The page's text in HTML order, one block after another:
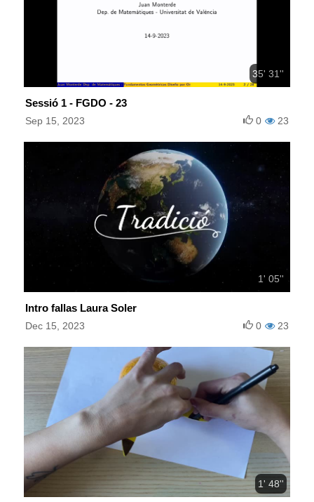
35' 31''
Sessió 1 - FGDO - 23
Sep 15, 2023 23
0
1' 05''
Intro fallas Laura Soler
Dec 15, 2023 23
0
1' 48''